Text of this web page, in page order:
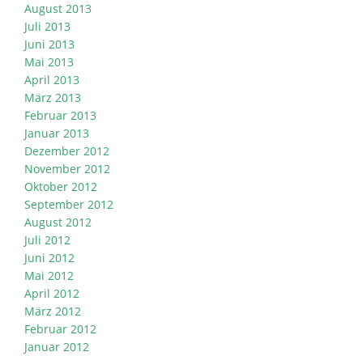
August 2013
Juli 2013
Juni 2013
Mai 2013
April 2013
März 2013
Februar 2013
Januar 2013
Dezember 2012
November 2012
Oktober 2012
September 2012
August 2012
Juli 2012
Juni 2012
Mai 2012
April 2012
März 2012
Februar 2012
Januar 2012